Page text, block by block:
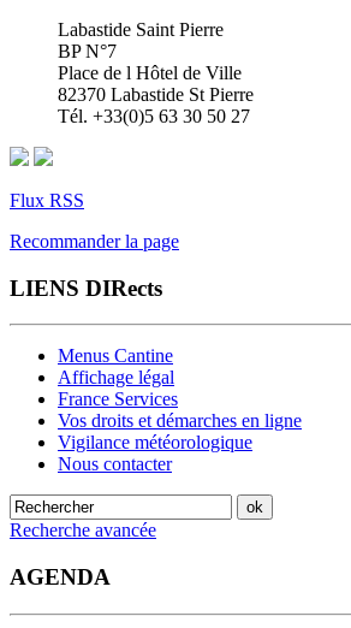
Labastide Saint Pierre
BP N°7
Place de l Hôtel de Ville
82370 Labastide St Pierre
Tél. +33(0)5 63 30 50 27
Flux RSS
Recommander la page
LIENS DIRects
Menus Cantine
Affichage légal
France Services
Vos droits et démarches en ligne
Vigilance météorologique
Nous contacter
Recherche avancée
AGENDA